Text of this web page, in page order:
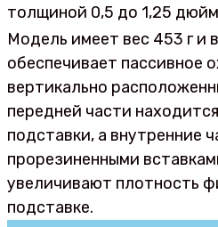
толщиной 0,5 до 1,25
Модель имеет вес 453 г и
обеспечивает пассивное
вертикально
передней части
подставки, а внутренние
прорезиненными
увеличивают плотность
подставке.